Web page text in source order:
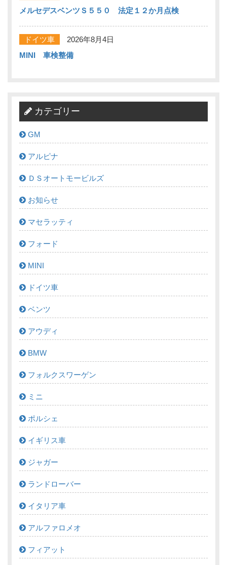
メルセデスベンツＳ５５０ 法定１２か月点検
ドイツ車
2026年8月4日
MINI 車検整備
カテゴリー
GM
アルピナ
ＤＳオートモービルズ
お知らせ
マセラッティ
フォード
MINI
ドイツ車
ベンツ
アウディ
BMW
フォルクスワーゲン
ミニ
ポルシェ
イギリス車
ジャガー
ランドローバー
イタリア車
アルファロメオ
フィアット